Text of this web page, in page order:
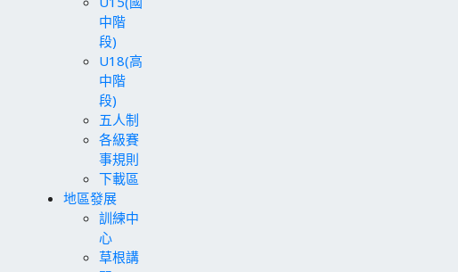
中階
段)
U18(高
中階
段)
五人制
各級賽
事規則
下載區
地區發展
訓練中
心
草根講